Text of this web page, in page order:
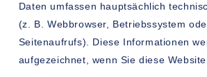
Daten umfassen hauptsächlich
(z. B. Webbrowser, Betriebssystem
Seitenaufrufs). Diese Informationen
aufgezeichnet, wenn Sie diese